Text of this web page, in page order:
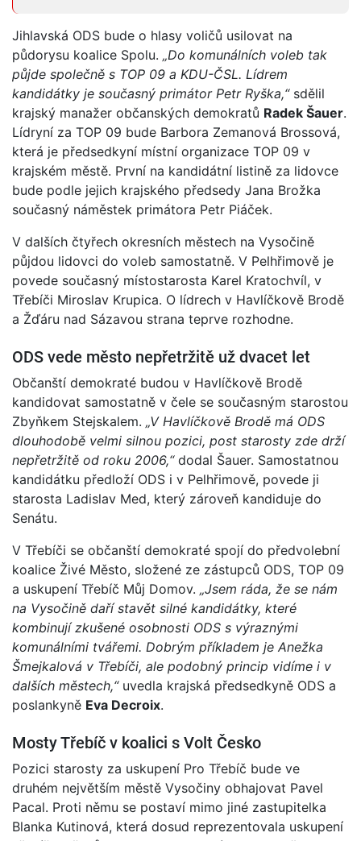
Jihlavská ODS bude o hlasy voličů usilovat na
půdorysu koalice Spolu. „Do komunálních voleb tak
půjde společně s TOP 09 a KDU-ČSL. Lídrem
kandidátky je současný primátor Petr Ryška,“sdělil
krajský manažer občanských demokratů Radek Šauer.
Lídryní za TOP 09 bude Barbora Zemanová Brossová,
která je předsedkyní místní organizace TOP 09 v
krajském městě. První na kandidátní listině za lidovce
bude podle jejich krajského předsedy Jana Brožka
současný náměstek primátora Petr Piáček.
V dalších čtyřech okresních městech na Vysočině
půjdou lidovci do voleb samostatně. V Pelhřimově je
povede současný místostarosta Karel Kratochvíl, v
Třebíči Miroslav Krupica. O lídrech v Havlíčkově Brodě
a Žďáru nad Sázavou strana teprve rozhodne.
ODS vede město nepřetržitě už dvacet let
Občanští demokraté budou v Havlíčkově Brodě
kandidovat samostatně v čele se současným starostou
Zbyňkem Stejskalem. „V Havlíčkově Brodě má ODS
dlouhodobě velmi silnou pozici, post starosty zde drží
nepřetržitě od roku 2006,“dodal Šauer. Samostatnou
kandidátku předloží ODS i v Pelhřimově, povede ji
starosta Ladislav Med, který zároveň kandiduje do
Senátu.
V Třebíči se občanští demokraté spojí do předvolební
koalice Živé Město, složené ze zástupců ODS, TOP 09
a uskupení Třebíč Můj Domov. „Jsem ráda, že se nám
na Vysočině daří stavět silné kandidátky, které
kombinují zkušené osobnosti ODS s výraznými
komunálními tvářemi. Dobrým příkladem je Anežka
Šmejkalová v Třebíči, ale podobný princip vidíme i v
dalších městech,“uvedla krajská předsedkyně ODS a
poslankyně Eva Decroix.
Mosty Třebíč v koalici s Volt Česko
Pozici starosty za uskupení Pro Třebíč bude ve
druhém největším městě Vysočiny obhajovat Pavel
Pacal. Proti němu se postaví mimo jiné zastupitelka
Blanka Kutinová, která dosud reprezentovala uskupení